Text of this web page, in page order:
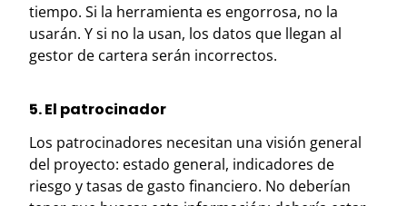
tiempo. Si la herramienta es engorrosa, no la
usarán. Y si no la usan, los datos que llegan al
gestor de cartera serán incorrectos.
5. El patrocinador
Los patrocinadores necesitan una visión general
del proyecto: estado general, indicadores de
riesgo y tasas de gasto financiero. No deberían